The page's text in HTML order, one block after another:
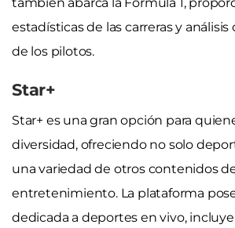
estadísticas de las carreras y
de los pilotos.
Star+
Star+ es una gran opción para
diversidad, ofreciendo no solo
una variedad de otros contenidos
entretenimiento. La plataforma
dedicada a deportes en vivo,